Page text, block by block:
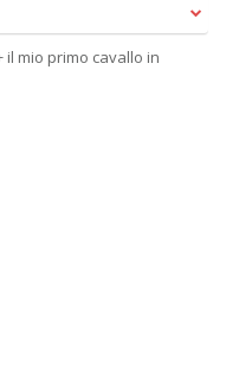
il mio primo cavallo in